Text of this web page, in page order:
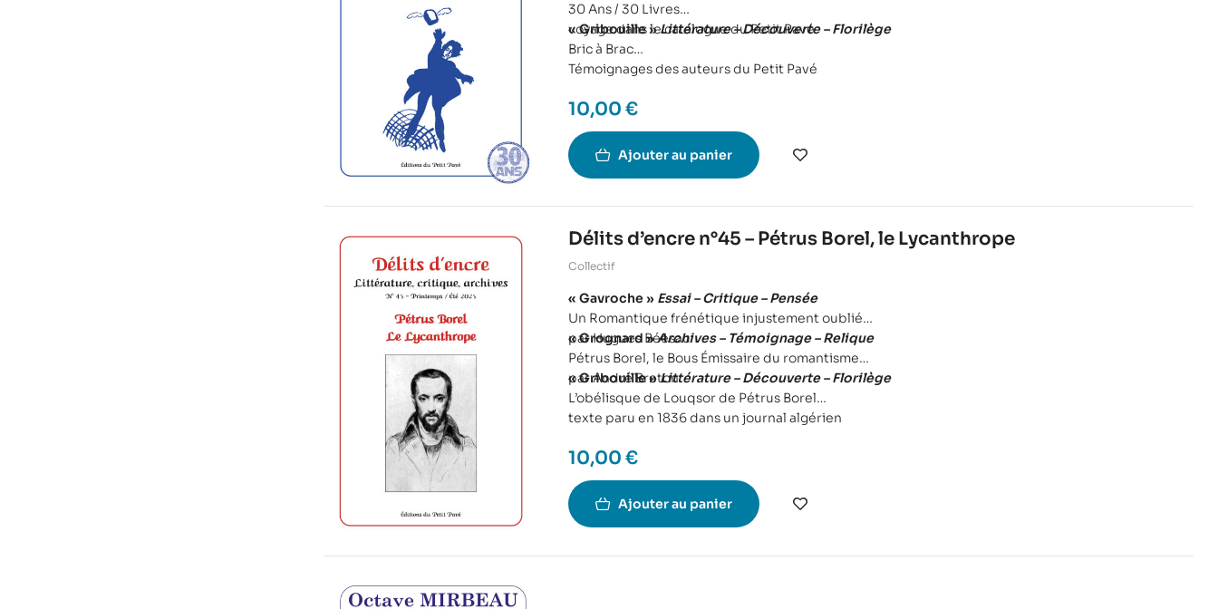
30 Ans / 30 Livres
voyage dans le catalogue du Petit Pavé
« Gribouille »Littérature – Découverte – Florilège
Bric à Brac
Témoignages des auteurs du Petit Pavé
10,00 €
Ajouter au panier
Délits d’encre n°45 – Pétrus Borel, le Lycanthrope
Collectif
« Gavroche » Essai – Critique – Pensée
Un Romantique frénétique injustement oublié
par Hugues Béesau
« Grognard »Archives – Témoignage – Relique
Pétrus Borel, le Bous Émissaire du romantisme
par André Breton
« Gribouille »Littérature – Découverte – Florilège
L’obélisque de Louqsor de Pétrus Borel
texte paru en 1836 dans un journal algérien
10,00 €
Ajouter au panier